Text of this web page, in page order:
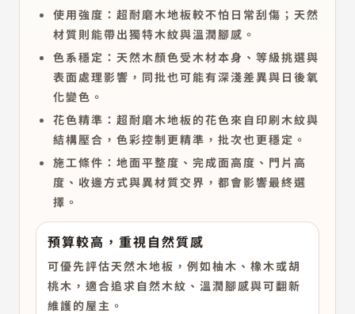
使用強度： 超耐磨木地板較不怕日常刮傷；天然
材質則能帶出獨特木紋與溫潤腳感。
色系穩定： 天然木顏色受木材本身、等級挑選與
表面處理影響，同批也可能有深淺差異與日後氧
化變色。
花色精準： 超耐磨木地板的花色來自印刷木紋與
結構壓合，色彩控制更精準，批次也更穩定。
施工條件： 地面平整度、完成面高度、門片高
度、收邊方式與異材質交界，都會影響最終選
擇。
預算較高，重視自然質感
可優先評估天然木地板，例如柚木、橡木或胡
桃木，適合追求自然木紋、溫潤腳感與可翻新
維護的屋主。